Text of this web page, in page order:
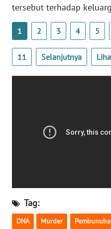
tersebut terhadap
1 2 3 4 5
11 Selanjutnya
Tag:
DNA Murder
WN
KEPRI
WN
PAPUA
WN
JAMBI